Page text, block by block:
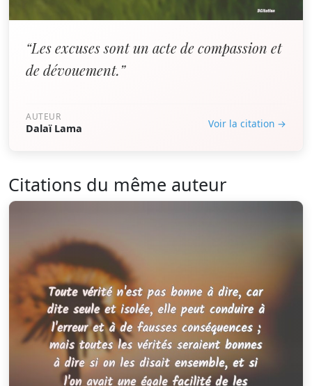
“Les excuses sont un acte de compassion et
de dévouement.”
AUTEUR
Dalaï Lama Voir la citation →
Citations du même auteur